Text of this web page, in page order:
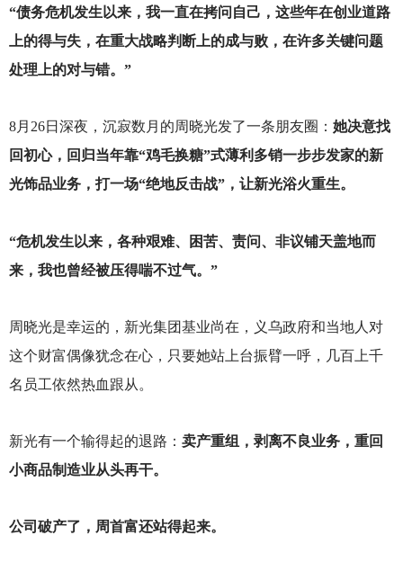
“债务危机发生以来，我一直在拷问自己，这些年在创业道路
上的得与失，在重大战略判断上的成与败，在许多关键问题
处理上的对与错。”
8月26日深夜，沉寂数月的周晓光发了一条朋友圈： 她决意找
回初心，回归当年靠“鸡毛换糖”式薄利多销一步步发家的新
光饰品业务，打一场“绝地反击战”，让新光浴火重生。
“危机发生以来，各种艰难、困苦、责问、非议铺天盖地而
来，我也曾经被压得喘不过气。”
周晓光是幸运的，新光集团基业尚在，义乌政府和当地人对
这个财富偶像犹念在心，只要她站上台振臂一呼，几百上千
名员工依然热血跟从。
新光有一个输得起的退路： 卖产重组，剥离不良业务，重回
小商品制造业从头再干。
公司破产了，周首富还站得起来。